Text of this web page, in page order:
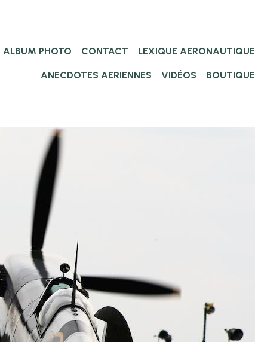
ALBUM PHOTO CONTACT LEXIQUE AERONAUTIQUE
ANECDOTES AERIENNES VIDÉOS BOUTIQUE